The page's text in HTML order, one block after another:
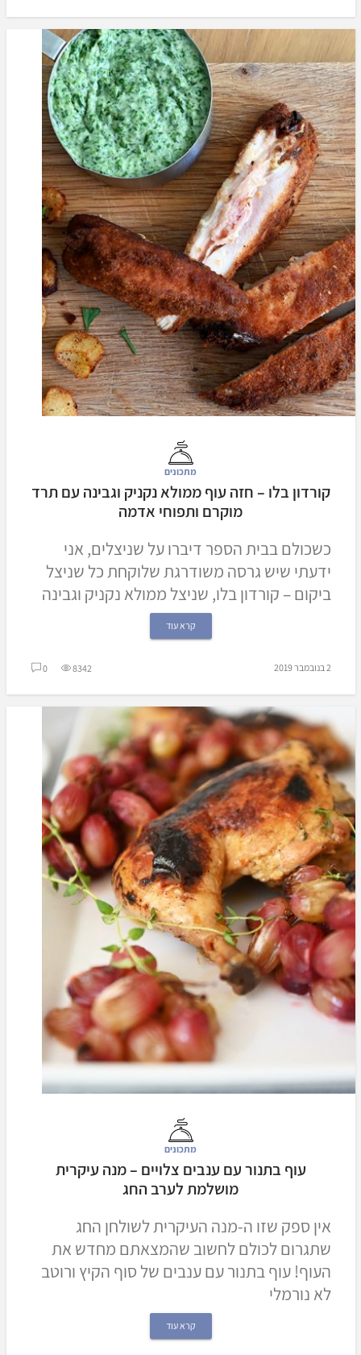
מתכונים
קורדון בלו – חזה עוף ממולא נקניק וגבינה עם תרד
מוקרם ותפוחי אדמה
כשכולם בבית הספר דיברו על שניצלים, אני
ידעתי שיש גרסה משודרגת שלוקחת כל שניצל
ביקום – קורדון בלו, שניצל ממולא נקניק וגבינה
קרא עוד
2 בנובמבר 2019 8342
0
מתכונים
עוף בתנור עם ענבים צלויים – מנה עיקרית
מושלמת לערב החג
אין ספק שזו ה-מנה העיקרית לשולחן החג
שתגרום לכולם לחשוב שהמצאתם מחדש את
העוף! עוף בתנור עם ענבים של סוף הקיץ ורוטב
לא נורמלי
קרא עוד